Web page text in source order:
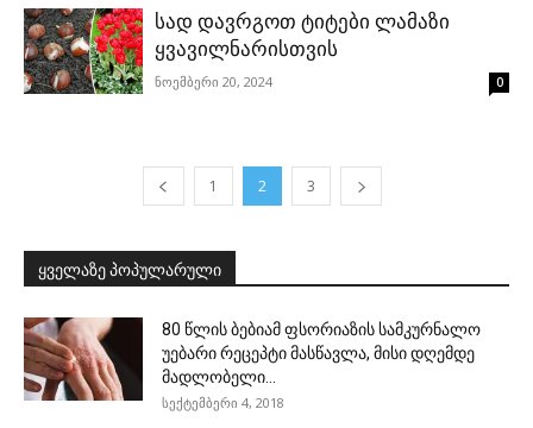
სად დავრგოთ ტიტები ლამაზი
ყვავილნარისთვის
ნოემბერი 20, 2024 0
1 2 3
ყველაზე პოპულარული
80 წლის ბებიამ ფსორიაზის სამკურნალო
უებარი რეცეპტი მასწავლა, მისი დღემდე
მადლობელი...
სექტემბერი 4, 2018